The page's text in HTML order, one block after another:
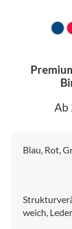
Ab
Blau, Rot,
weich,